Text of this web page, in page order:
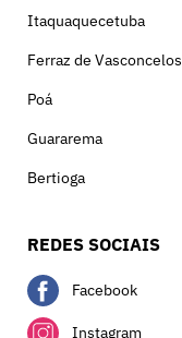
Itaquaquecetuba
Ferraz de Vasconcelos
Poá
Guararema
Bertioga
REDES SOCIAIS
Facebook
Instagram